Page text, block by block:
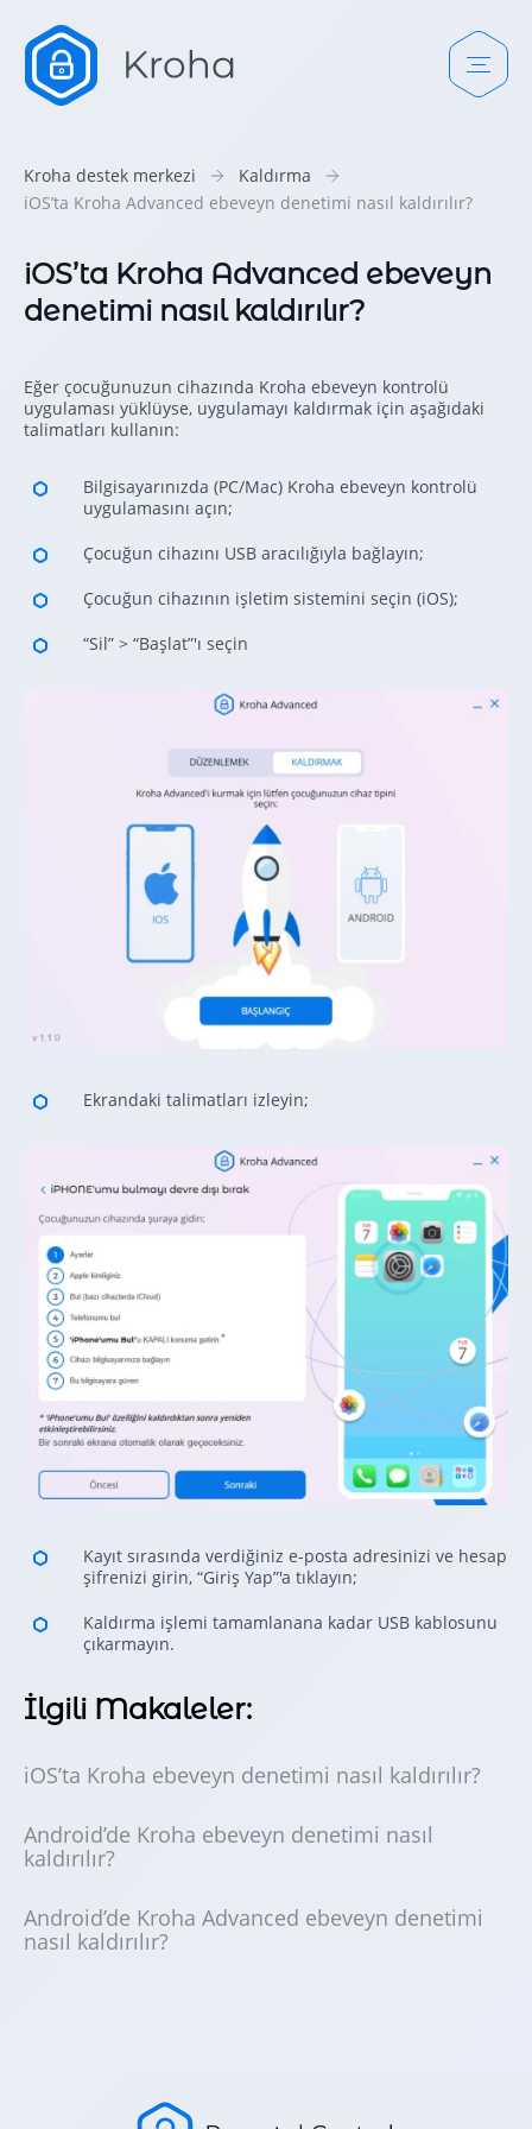
Kroha destek merkezi
Kaldırma
iOS’ta Kroha Advanced ebeveyn denetimi nasıl kaldırılır?
iOS’ta Kroha Advanced ebeveyn
denetimi nasıl kaldırılır?
Eğer çocuğunuzun cihazında Kroha ebeveyn kontrolü
uygulaması yüklüyse, uygulamayı kaldırmak için aşağıdaki
talimatları kullanın:
Bilgisayarınızda (PC/Mac) Kroha ebeveyn kontrolü
uygulamasını açın;
Çocuğun cihazını USB aracılığıyla bağlayın;
Çocuğun cihazının işletim sistemini seçin (iOS);
“Sil” > “Başlat”'ı seçin
Ekrandaki talimatları izleyin;
Kayıt sırasında verdiğiniz e-posta adresinizi ve hesap
şifrenizi girin, “Giriş Yap”'a tıklayın;
Kaldırma işlemi tamamlanana kadar USB kablosunu
çıkarmayın.
İlgili Makaleler:
iOS’ta Kroha ebeveyn denetimi nasıl kaldırılır?
Android’de Kroha ebeveyn denetimi nasıl
kaldırılır?
Android’de Kroha Advanced ebeveyn denetimi
nasıl kaldırılır?